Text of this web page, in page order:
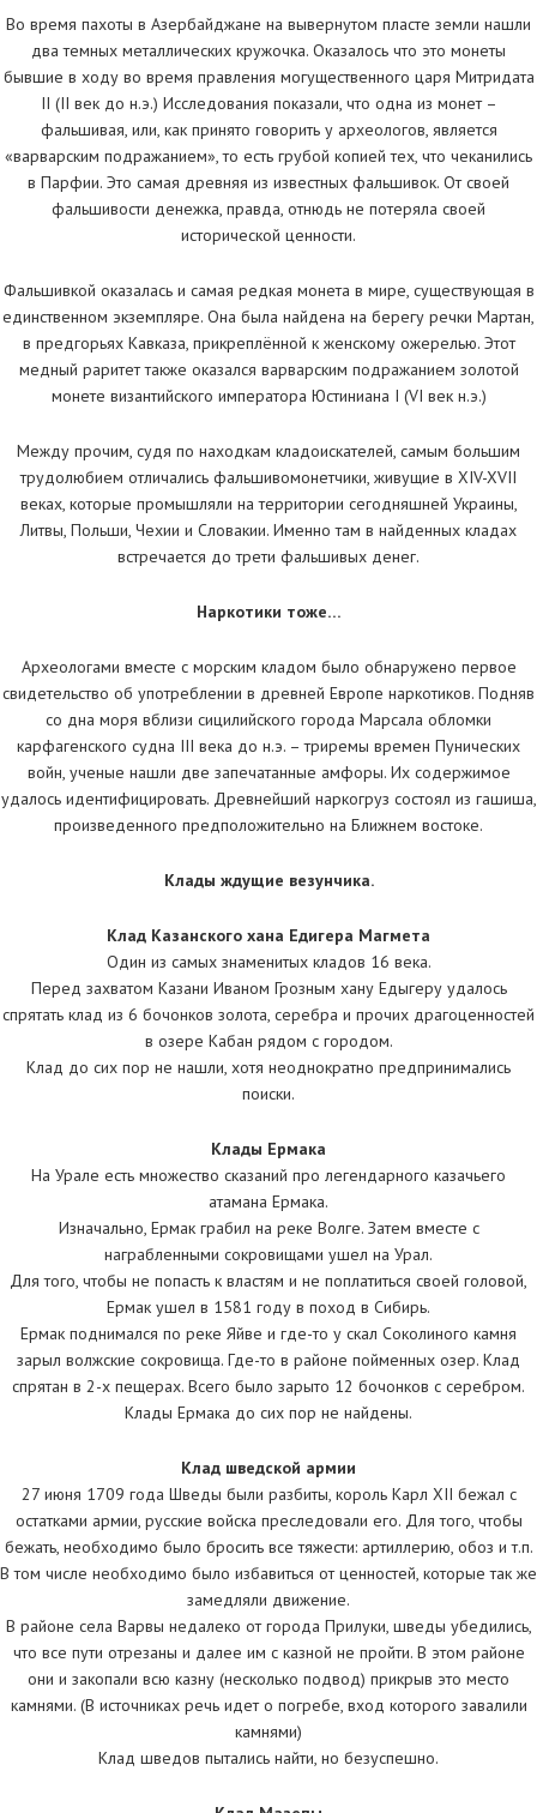
Во время пахоты в Азербайджане на вывернутом пласте земли нашли
два темных металлических кружочка. Оказалось что это монеты
бывшие в ходу во время правления могущественного царя Митридата
II (II век до н.э.) Исследования показали, что одна из монет –
фальшивая, или, как принято говорить у археологов, является
«варварским подражанием», то есть грубой копией тех, что чеканились
в Парфии. Это самая древняя из известных фальшивок. От своей
фальшивости денежка, правда, отнюдь не потеряла своей
исторической ценности.
Фальшивкой оказалась и самая редкая монета в мире, существующая в
единственном экземпляре. Она была найдена на берегу речки Мартан,
в предгорьях Кавказа, прикреплённой к женскому ожерелью. Этот
медный раритет также оказался варварским подражанием золотой
монете византийского императора Юстиниана I (VI век н.э.)
Между прочим, судя по находкам кладоискателей, самым большим
трудолюбием отличались фальшивомонетчики, живущие в XIV-XVII
веках, которые промышляли на территории сегодняшней Украины,
Литвы, Польши, Чехии и Словакии. Именно там в найденных кладах
встречается до трети фальшивых денег.
Наркотики тоже…
Археологами вместе с морским кладом было обнаружено первое
свидетельство об употреблении в древней Европе наркотиков. Подняв
со дна моря вблизи сицилийского города Марсала обломки
карфагенского судна III века до н.э. – триремы времен Пунических
войн, ученые нашли две запечатанные амфоры. Их содержимое
удалось идентифицировать. Древнейший наркогруз состоял из гашиша,
произведенного предположительно на Ближнем востоке.
Клады ждущие везунчика.
Клад Казанского хана Едигера Магмета
Один из самых знаменитых кладов 16 века.
Перед захватом Казани Иваном Грозным хану Едыгеру удалось
спрятать клад из 6 бочонков золота, серебра и прочих драгоценностей
в озере Кабан рядом с городом.
Клад до сих пор не нашли, хотя неоднократно предпринимались
поиски.
Клады Ермака
На Урале есть множество сказаний про легендарного казачьего
атамана Ермака.
Изначально, Ермак грабил на реке Волге. Затем вместе с
награбленными сокровищами ушел на Урал.
Для того, чтобы не попасть к властям и не поплатиться своей головой,
Ермак ушел в 1581 году в поход в Сибирь.
Ермак поднимался по реке Яйве и где-то у скал Соколиного камня
зарыл волжские сокровища. Где-то в районе пойменных озер. Клад
спрятан в 2-х пещерах. Всего было зарыто 12 бочонков с серебром.
Клады Ермака до сих пор не найдены.
Клад шведской армии
27 июня 1709 года Шведы были разбиты, король Карл XII бежал с
остатками армии, русские войска преследовали его. Для того, чтобы
бежать, необходимо было бросить все тяжести: артиллерию, обоз и т.п.
В том числе необходимо было избавиться от ценностей, которые так же
замедляли движение.
В районе села Варвы недалеко от города Прилуки, шведы убедились,
что все пути отрезаны и далее им с казной не пройти. В этом районе
они и закопали всю казну (несколько подвод) прикрыв это место
камнями. (В источниках речь идет о погребе, вход которого завалили
камнями)
Клад шведов пытались найти, но безуспешно.